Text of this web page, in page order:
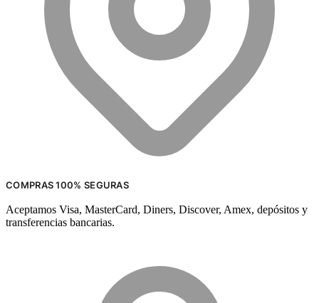
COMPRAS 100% SEGURAS
Aceptamos Visa, MasterCard, Diners, Discover, Amex, depósitos y
transferencias bancarias.